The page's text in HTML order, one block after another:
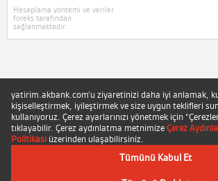
Hesaplama yöntemi ve veriler
foreks tarafından
sağlanmaktadır.